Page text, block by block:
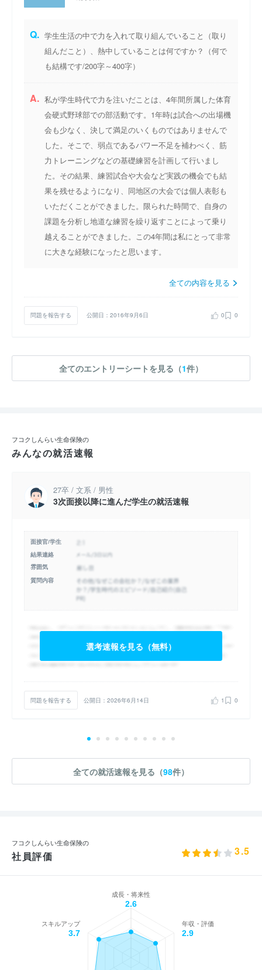
Q. 学生生活の中で力を入れて取り組んでいること（取り
組んだこと）、熱中していることは何ですか？（何で
も結構です/200字～400字）
A. 私が学生時代で力を注いだことは、4年間所属した体育
会硬式野球部での部活動です。1年時は試合への出場機
会も少なく、決して満足のいくものではありませんで
した。そこで、弱点であるパワー不足を補わべく、筋
力トレーニングなどの基礎練習を計画して行いまし
た。その結果、練習試合や大会など実践の機会でも結
果を残せるようになり、同地区の大会では個人表彰も
いただくことができました。限られた時間で、自身の
課題を分析し地道な練習を繰り返すことによって乗り
越えることができました。この4年間は私にとって非常
に大きな経験になったと思います。
全ての内容を見る
問題を報告する 公開日：2016年9月6日 0 0
全てのエントリーシートを見る（1件）
フコクしんらい生命保険の
みんなの就活速報
27卒 / 文系 / 男性
3次面接以降に進んだ学生の就活速報
面接官/学生
結果連絡
雰囲気
質問内容
選考速報を見る（無料）
問題を報告する 公開日：2026年6月14日 1 0
全ての就活速報を見る（98件）
フコクしんらい生命保険の
社員評価 3.5
成長・将来性
2.6
年収・評価
2.9
スキルアップ
3.7